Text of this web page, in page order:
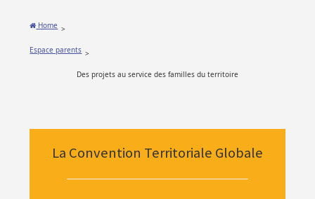
Home >
Espace parents >
Des projets au service des familles du territoire
La Convention Territoriale Globale